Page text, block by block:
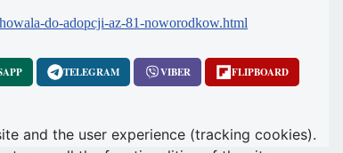
do-adopcji-az-81-noworodkow.html
TELEGRAM VIBER FLIPBOARD
and the user experience (tracking cookies).